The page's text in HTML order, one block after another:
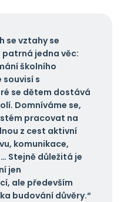
se vztahy se
jedna věc:
školního
s
se dětem dostává
Domníváme se,
pracovat na
z cest aktivní
komunikace,
Stejně důležitá je
jen
ale především
budování důvěry.“